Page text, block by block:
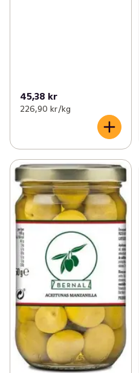
45,38 kr
226,90 kr /kg